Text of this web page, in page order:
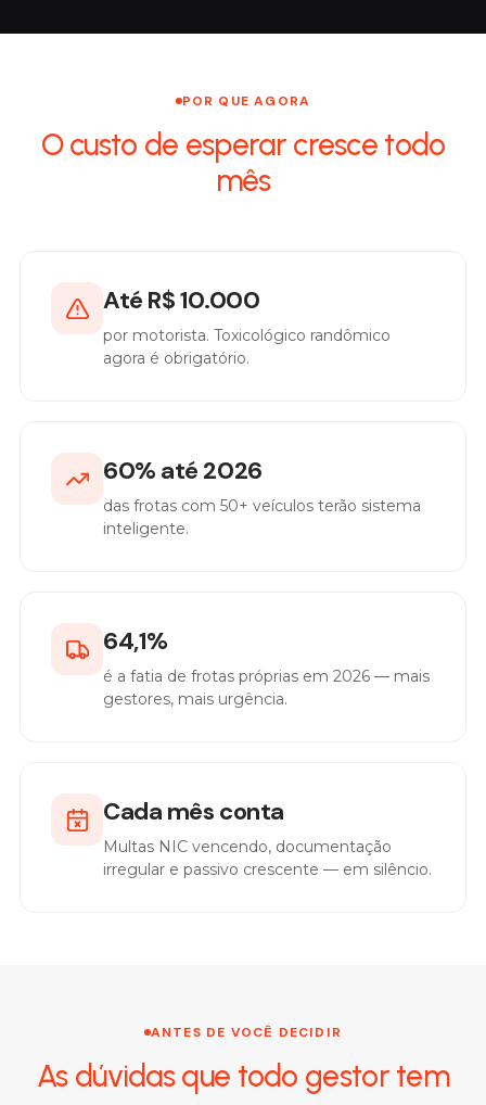
POR QUE AGORA
O custo de esperar cresce todo
mês
Até R$ 10.000
por motorista. Toxicológico randômico
agora é obrigatório.
60% até 2026
das frotas com 50+ veículos terão sistema
inteligente.
64,1%
é a fatia de frotas próprias em 2026 — mais
gestores, mais urgência.
Cada mês conta
Multas NIC vencendo, documentação
irregular e passivo crescente — em silêncio.
ANTES DE VOCÊ DECIDIR
As dúvidas que todo gestor tem